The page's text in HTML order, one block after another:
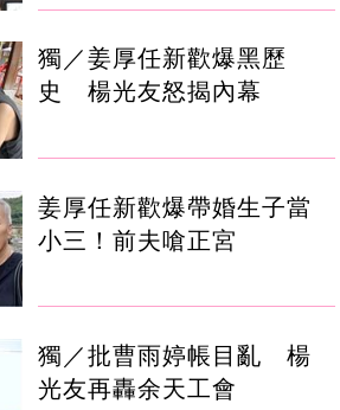
獨／姜厚任新歡爆黑歷
史 楊光友怒揭內幕
姜厚任新歡爆帶婚生子當
小三！前夫嗆正宮
獨／批曹雨婷帳目亂 楊
光友再轟余天工會